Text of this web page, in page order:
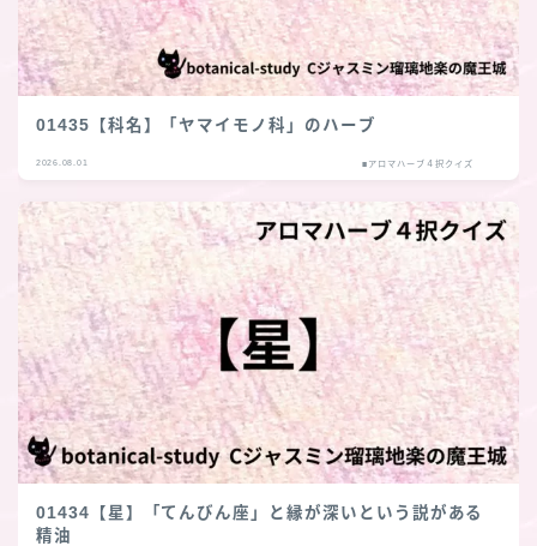
01435【科名】「ヤマイモノ科」のハーブ
2026.08.01 ■アロマハーブ４択クイズ
01434【星】「てんびん座」と縁が深いという説がある
精油